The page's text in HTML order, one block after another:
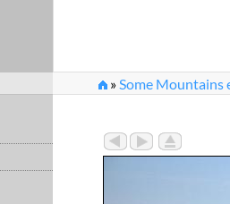
»Some Mountains